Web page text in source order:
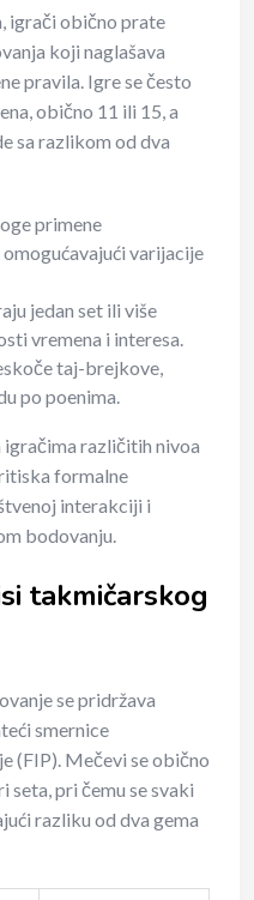
igrači obično prate
koji naglašava
pravila. Igre se često
obično 11 ili 15, a
sa razlikom od dva
primene
varijacije
jedan set ili više
vremena i interesa.
taj-brejkove,
po poenima.
različitih nivoa
formalne
interakciji i
bodovanju.
takmičarskog
se pridržava
smernice
(FIP). Mečevi se obično
pri čemu se svaki
razliku od dva gema